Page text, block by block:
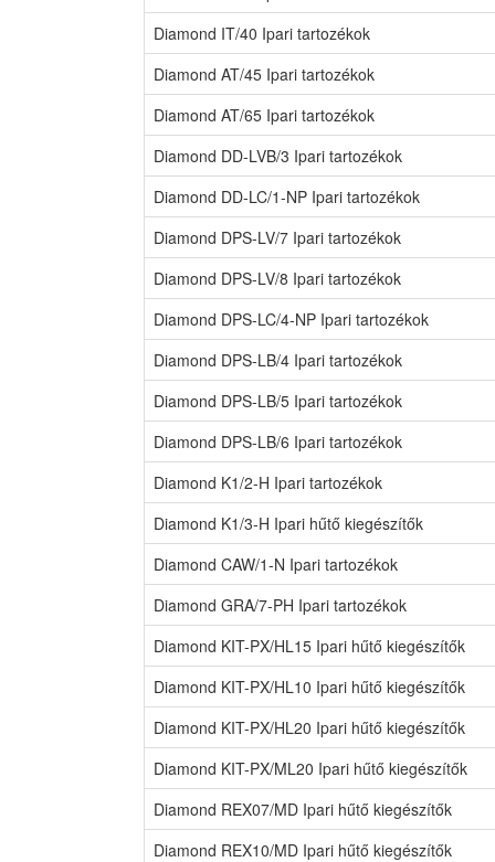
Diamond IT/40 Ipari tartozékok
Diamond AT/45 Ipari tartozékok
Diamond AT/65 Ipari tartozékok
Diamond DD-LVB/3 Ipari tartozékok
Diamond DD-LC/1-NP Ipari tartozékok
Diamond DPS-LV/7 Ipari tartozékok
Diamond DPS-LV/8 Ipari tartozékok
Diamond DPS-LC/4-NP Ipari tartozékok
Diamond DPS-LB/4 Ipari tartozékok
Diamond DPS-LB/5 Ipari tartozékok
Diamond DPS-LB/6 Ipari tartozékok
Diamond K1/2-H Ipari tartozékok
Diamond K1/3-H Ipari hűtő kiegészítők
Diamond CAW/1-N Ipari tartozékok
Diamond GRA/7-PH Ipari tartozékok
Diamond KIT-PX/HL15 Ipari hűtő kiegészítők
Diamond KIT-PX/HL10 Ipari hűtő kiegészítők
Diamond KIT-PX/HL20 Ipari hűtő kiegészítők
Diamond KIT-PX/ML20 Ipari hűtő kiegészítők
Diamond REX07/MD Ipari hűtő kiegészítők
Diamond REX10/MD Ipari hűtő kiegészítők